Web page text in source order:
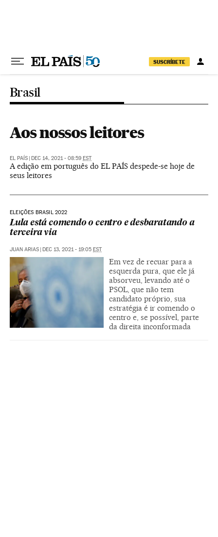
SUSCRÍBETE
Brasil
Aos nossos leitores
EL PAÍS | DEC 14, 2021 - 08:59 EST
A edição em português do EL PAÍS despede-se hoje de
seus leitores
ELEIÇÕES BRASIL 2022
Lula está comendo o centro e desbaratando a
terceira via
JUAN ARIAS | DEC 13, 2021 - 19:05 EST
Em vez de recuar para a
esquerda pura, que ele já
absorveu, levando até o
PSOL, que não tem
candidato próprio, sua
estratégia é ir comendo o
centro e, se possível, parte
da direita inconformada